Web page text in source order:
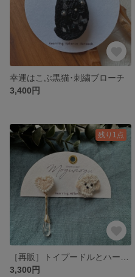
幸運はこぶ黒猫･刺繍ブローチ
3,400円
残り1点
3,300円